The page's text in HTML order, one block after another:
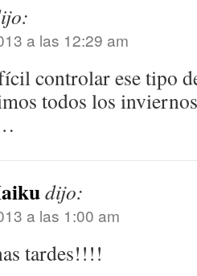
a las 12:29 am
controlar ese tipo
todos los
dijo:
a las 1:00 am
tardes!!!!